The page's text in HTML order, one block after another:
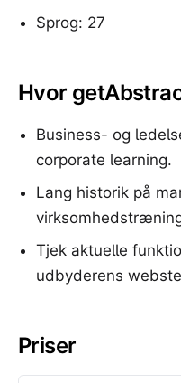
Sprog: 27
Hvor
Business- og
corporate learning.
Lang historik på
Tjek aktuelle
udbyderens
Priser